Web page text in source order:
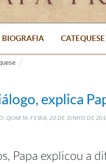
BIOGRAFIA CATEQUESE
explica
QUARTA-FEIRA, 20 DE JUNHO DE
Papa explicou a